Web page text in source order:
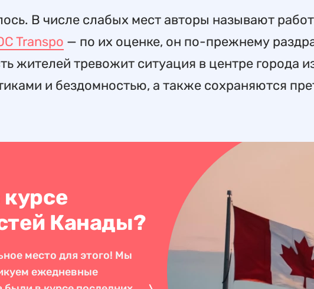
В числе слабых мест авторы называют
Transpo — по их оценке, он по-прежнему
жителей тревожит ситуация в центре города
и бездомностью, а также сохраняются
Канады?
место для этого! Мы
ежедневные